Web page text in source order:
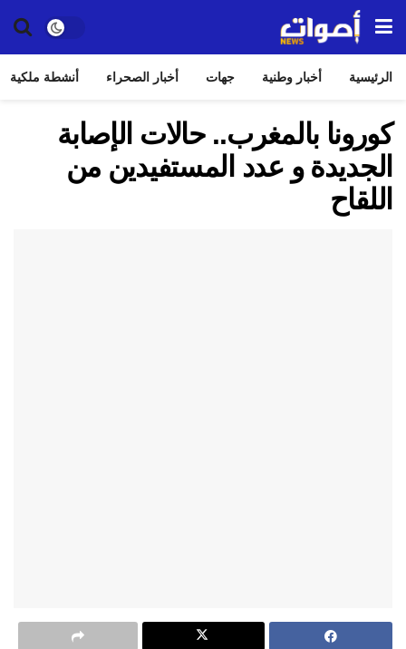
الرئيسية أخبار وطنية جهات أخبار الصحراء أنشطة ملكية
كورونا بالمغرب.. حالات الإصابة
الجديدة و عدد المستفيدين من
اللقاح